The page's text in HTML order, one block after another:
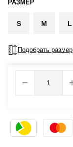
РАЗМЕР
S M L
Подобрать размер